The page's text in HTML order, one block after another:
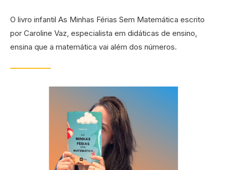
O livro infantil As Minhas Férias Sem Matemática escrito
por Caroline Vaz, especialista em didáticas de ensino,
ensina que a matemática vai além dos números.